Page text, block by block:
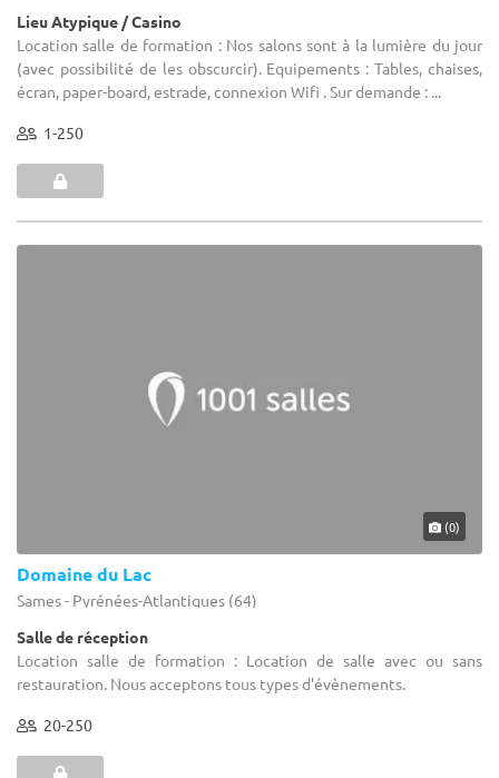
Lieu Atypique / Casino
Location salle de formation : Nos salons sont à la lumière du jour
(avec possibilité de les obscurcir). Equipements : Tables, chaises,
écran, paper-board, estrade, connexion Wifi . Sur demande : ...
1-250
(0)
Domaine du Lac
Sames - Pyrénées-Atlantiques (64)
Salle de réception
Location salle de formation : Location de salle avec ou sans
restauration. Nous acceptons tous types d'évènements.
20-250